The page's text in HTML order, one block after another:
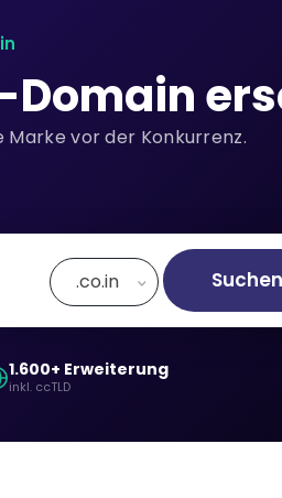
Domain
Marke vor der Konkurrenz.
.co.in Suchen
1.600+ Erweiterung
inkl. ccTLD